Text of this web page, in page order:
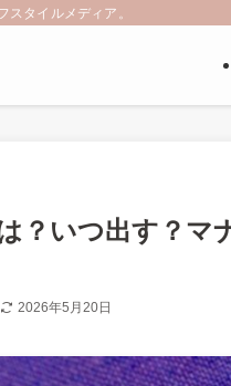
タイルメディア。
？いつ出す？マ
2026年5月20日